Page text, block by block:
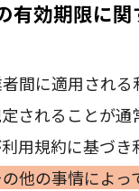
有効期限に関
間に適用される
されることが通
用規約に基づき
他の事情によっ